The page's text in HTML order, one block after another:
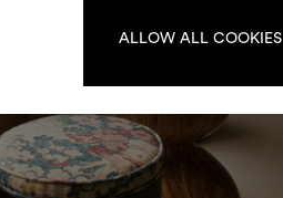
ALLOW ALL COOKIES
oder registrieren Sie sich.
ANMELDUNG